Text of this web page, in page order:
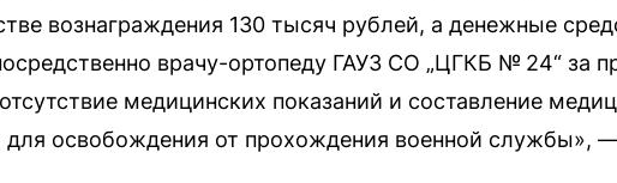
вознаграждения 130 тысяч рублей, а денежные
врачу-ортопеду ГАУЗ СО „ЦГКБ № 24“ за
медицинских показаний и составление
для освобождения от прохождения военной службы»,